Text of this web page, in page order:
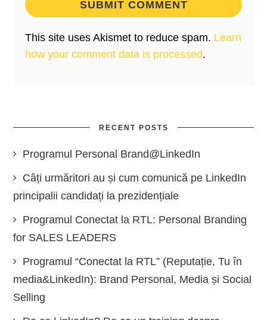
This site uses Akismet to reduce spam. Learn
how your comment data is processed.
RECENT POSTS
Programul Personal Brand@LinkedIn
Câți urmăritori au și cum comunică pe LinkedIn
principalii candidați la prezidențiale
Programul Conectat la RTL: Personal Branding
for SALES LEADERS
Programul “Conectat la RTL” (Reputație, Tu în
media&LinkedIn): Brand Personal, Media și Social
Selling